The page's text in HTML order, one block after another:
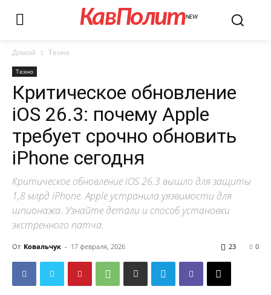
КавПолитNEW
Домой Техно
Техно
Критическое обновление
iOS 26.3: почему Apple
требует срочно обновить
iPhone сегодня
Критическое обновление iOS 26.3 вышло для защиты
1,8 млрд iPhone. Apple устранила уязвимости для
шпионажа. Узнайте детали и способ установки
экстренного патча.
От Ковальчук - 17 февраля, 2026 0
23